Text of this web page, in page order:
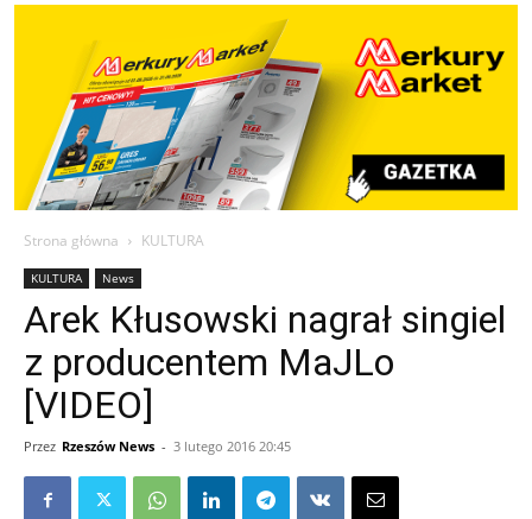
Strona główna KULTURA
KULTURA News
Arek Kłusowski nagrał singiel
z producentem MaJLo
[VIDEO]
Przez Rzeszów News - 3 lutego 2016 20:45